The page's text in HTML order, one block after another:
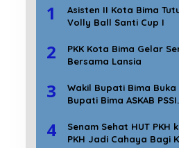
1
Asisten II Kota Bima
Volly Ball Santi Cup I
2
PKK Kota Bima Gelar
Bersama Lansia
3
Wakil Bupati Bima Buka
Bupati Bima ASKAB PSSI.
4
Senam Sehat HUT PKH
PKH Jadi Cahaya Bagi